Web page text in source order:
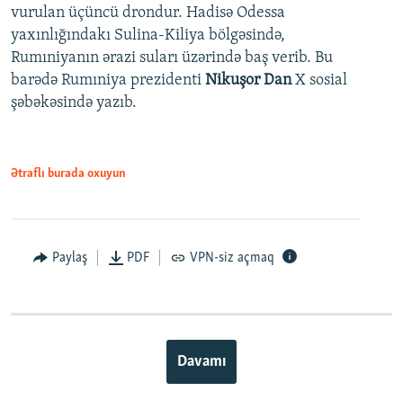
vurulan üçüncü drondur. Hadisə Odessa
yaxınlığındakı Sulina-Kiliya bölgəsində,
Rumıniyanın ərazi suları üzərində baş verib. Bu
barədə Rumıniya prezidenti Nikuşor DanX sosial
şəbəkəsində yazıb.
Ətraflı burada oxuyun
Paylaş PDF VPN-siz açmaq
Davamı